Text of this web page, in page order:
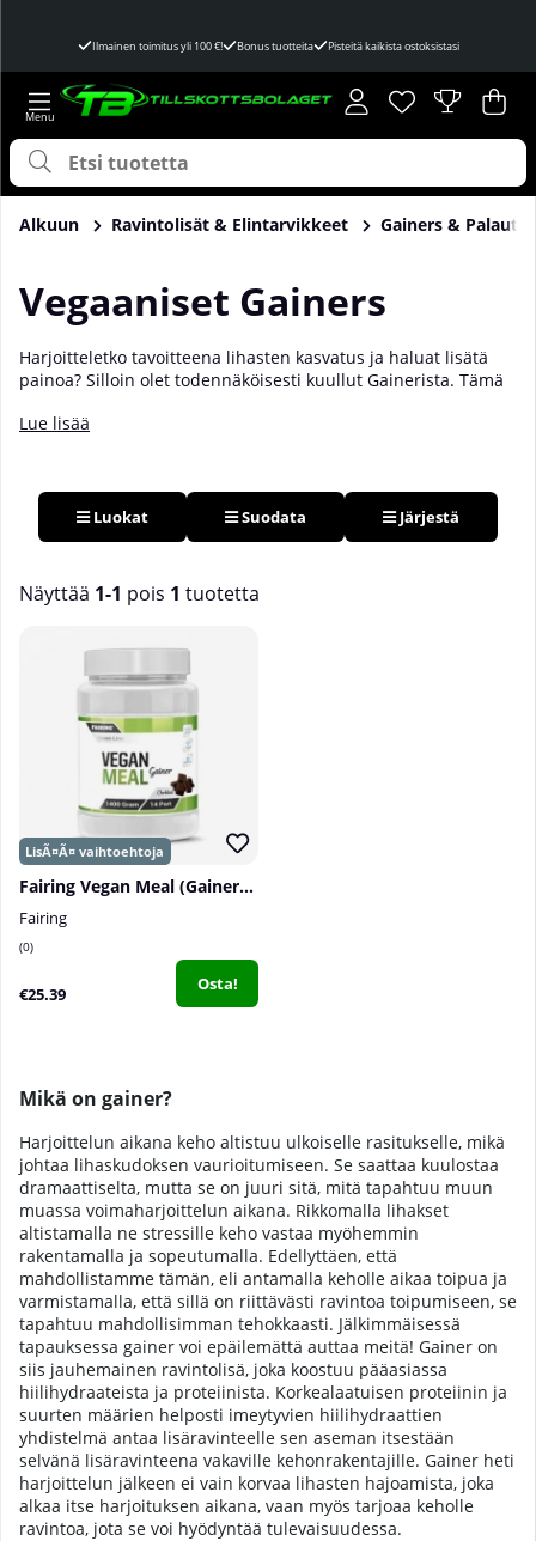
Ilmainen toimitus yli 100 €! Bonus tuotteita Pisteitä kaikista ostoksistasi
Toivelista
Lukumäärä
. .
Alkuun Ravintolisät & Elintarvikkeet Gainers &
Vegaaniset Gainers
Harjoitteletko tavoitteena lihasten kasvatus ja haluat lisätä
painoa? Silloin olet todennäköisesti kuullut Gainerista. Tämä
painoa, mutta valitettavasti monissa tapauksissa sisältää
niitä on harvassa, on olemassa täysin eläinperäisiä ainesosia
välttäviä vaihtoehtoja. Täällä olemme koonneet kaikki lihaksia
rakentavat gainerit, jotka sisältävät runsaasti sekä proteiinia
kasvipohjaisista ainesosista! Meillä Tillskottsbolagetissa
löydät laajan valikoiman vegaanisia gainer-tuotteita!
Lue lisää
Luokat Suodata Järjestä
Näyttää 1-1 pois 1 tuotetta
Fairing Vegan Meal (Gainer), 1400 g
Fairing
0
€25.39 Osta!
Mikä on gainer?
Harjoittelun aikana keho altistuu ulkoiselle rasitukselle, mikä
johtaa lihaskudoksen vaurioitumiseen. Se saattaa kuulostaa
dramaattiselta, mutta se on juuri sitä, mitä tapahtuu muun
muassa voimaharjoittelun aikana. Rikkomalla lihakset
altistamalla ne stressille keho vastaa myöhemmin
rakentamalla ja sopeutumalla. Edellyttäen, että
mahdollistamme tämän, eli antamalla keholle aikaa toipua ja
varmistamalla, että sillä on riittävästi ravintoa toipumiseen, se
tapahtuu mahdollisimman tehokkaasti. Jälkimmäisessä
tapauksessa gainer voi epäilemättä auttaa meitä! Gainer on
siis jauhemainen ravintolisä, joka koostuu pääasiassa
hiilihydraateista ja proteiinista. Korkealaatuisen proteiinin ja
suurten määrien helposti imeytyvien hiilihydraattien
yhdistelmä antaa lisäravinteelle sen aseman itsestään
selvänä lisäravinteena vakaville kehonrakentajille. Gainer heti
harjoittelun jälkeen ei vain korvaa lihasten hajoamista, joka
alkaa itse harjoituksen aikana, vaan myös tarjoaa keholle
ravintoa, jota se voi hyödyntää tulevaisuudessa.